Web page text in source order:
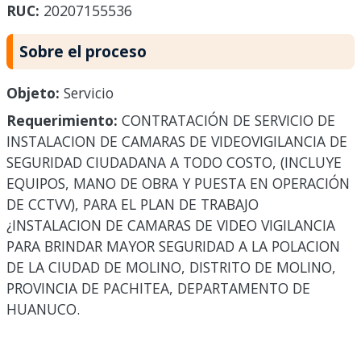
RUC: 20207155536
Sobre el proceso
Objeto: Servicio
Requerimiento: CONTRATACIÓN DE SERVICIO DE
INSTALACION DE CAMARAS DE VIDEOVIGILANCIA DE
SEGURIDAD CIUDADANA A TODO COSTO, (INCLUYE
EQUIPOS, MANO DE OBRA Y PUESTA EN OPERACIÓN
DE CCTVV), PARA EL PLAN DE TRABAJO
¿INSTALACION DE CAMARAS DE VIDEO VIGILANCIA
PARA BRINDAR MAYOR SEGURIDAD A LA POLACION
DE LA CIUDAD DE MOLINO, DISTRITO DE MOLINO,
PROVINCIA DE PACHITEA, DEPARTAMENTO DE
HUANUCO.